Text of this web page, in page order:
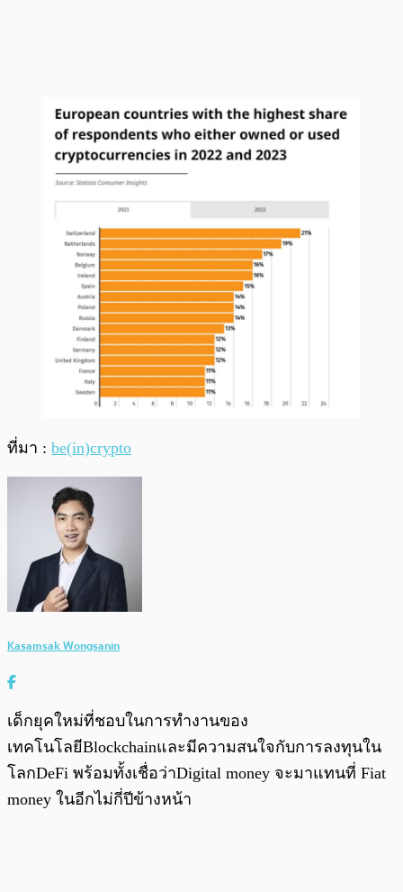
ที่มา : be(in)crypto
Kasamsak Wongsanin
เด็กยุคใหม่ที่ชอบในการทำงานของ
เทคโนโลยีBlockchainและมีความสนใจกับการลงทุนใน
โลกDeFi พร้อมทั้งเชื่อว่าDigital money จะมาแทนที่ Fiat
money ในอีกไม่กี่ปีข้างหน้า